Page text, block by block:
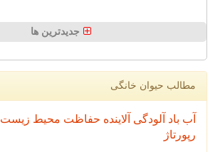
جدیدترین ها
مطالب حیوان خانگی
آب باد آلودگی آلاینده حفاظت محیط زیست
رپورتاژ